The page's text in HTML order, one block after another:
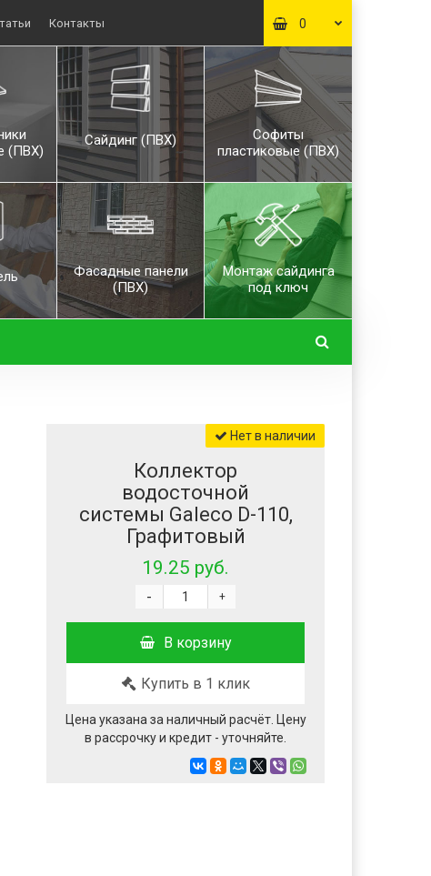
Контакты 0
(ПВХ)
Сайдинг (ПВХ)
Софиты
пластиковые (ПВХ)
Фасадные панели
(ПВХ)
Монтаж сайдинга
под ключ
Нет в наличии
Коллектор
водосточной
системы Galeco D-110,
Графитовый
19.25 руб.
+
-
В корзину
Купить в 1 клик
Цена указана за наличный расчёт. Цену
в рассрочку и кредит - уточняйте.